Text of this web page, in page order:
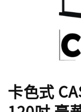
卡色式